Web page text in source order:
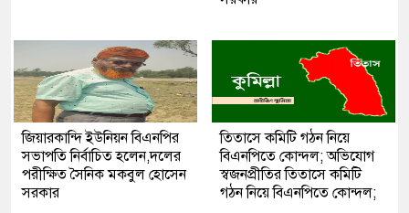
জিয়ারকান্দি ইউনিয়ন বিএনপির
সভাপতি নির্বাচিত হলেন,দলের
পরীক্ষিত সৈনিক মকবুল হোসেন
সরকার
তিতাসে কমিটি গঠন নিয়ে
বিএনপিতে কোন্দল; অভিযোগ
স্বজনপ্রীতির তিতাসে কমিটি
গঠন নিয়ে বিএনপিতে কোন্দল;